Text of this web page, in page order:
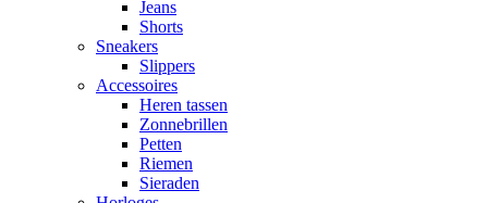
Jeans
Shorts
Sneakers
Slippers
Accessoires
Heren tassen
Zonnebrillen
Petten
Riemen
Sieraden